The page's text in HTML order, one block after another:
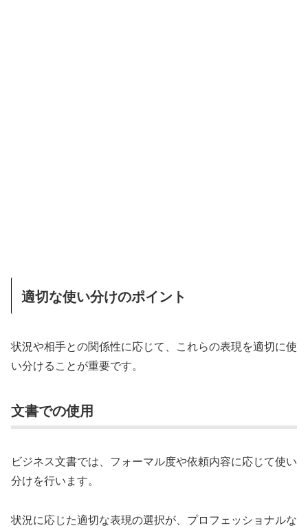
適切な使い分けのポイント
状況や相手との関係性に応じて、これらの表現を適切に使
い分けることが重要です。
文書での使用
ビジネス文書では、フォーマル度や依頼内容に応じて使い
分けを行います。
状況に応じた適切な表現の選択が、プロフェッショナルな